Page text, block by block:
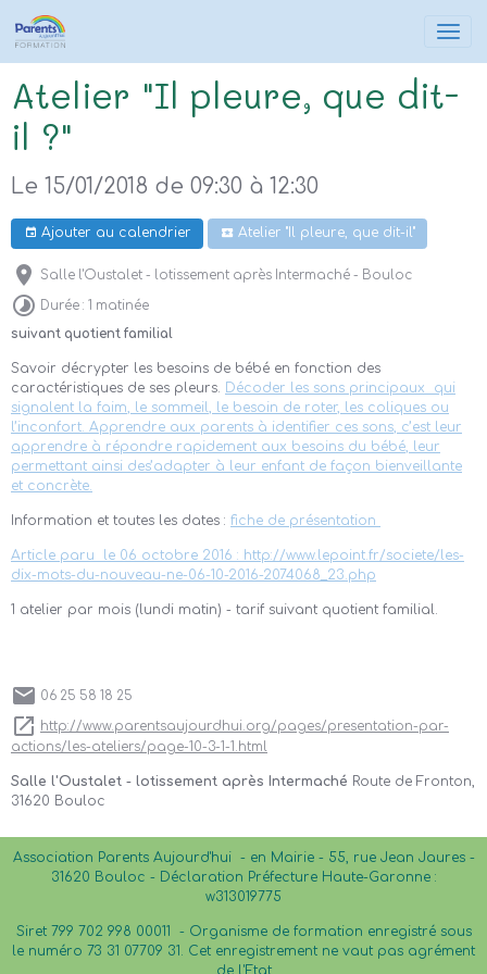
Atelier "Il pleure, que dit-
il ?"
Le 15/01/2018 de 09:30 à 12:30
Ajouter au calendrier Atelier "Il pleure, que dit-il"
Salle l'Oustalet - lotissement après Intermaché - Bouloc
Durée : 1 matinée
suivant quotient familial
Savoir décrypter les besoins de bébé en fonction des
caractéristiques de ses pleurs.
Décoder les sons principaux qui
signalent la faim, le sommeil, le besoin de roter, les coliques ou
l’inconfort. Apprendre aux parents à identifier ces sons, c’est leur
apprendre à répondre rapidement aux besoins du bébé, leur
permettant ainsi des’adapter à leur enfant de façon bienveillante
et concrète.
Information et toutes les dates : fiche de présentation
Article paru le 06 octobre 2016 : http://www.lepoint.fr/societe/les-
dix-mots-du-nouveau-ne-06-10-2016-2074068_23.php
1 atelier par mois (lundi matin) - tarif suivant quotient familial.
06 25 58 18 25
http://www.parentsaujourdhui.org/pages/presentation-par-
actions/les-ateliers/page-10-3-1-1.html
Salle l'Oustalet - lotissement après Intermaché Route de Fronton,
31620 Bouloc
Association Parents Aujourd'hui - en Mairie - 55, rue Jean Jaures -
31620 Bouloc - Déclaration Préfecture Haute-Garonne :
w313019775
Siret 799 702 998 00011 - Organisme de formation enregistré sous
le numéro 73 31 07709 31. Cet enregistrement ne vaut pas agrément
de l'Etat